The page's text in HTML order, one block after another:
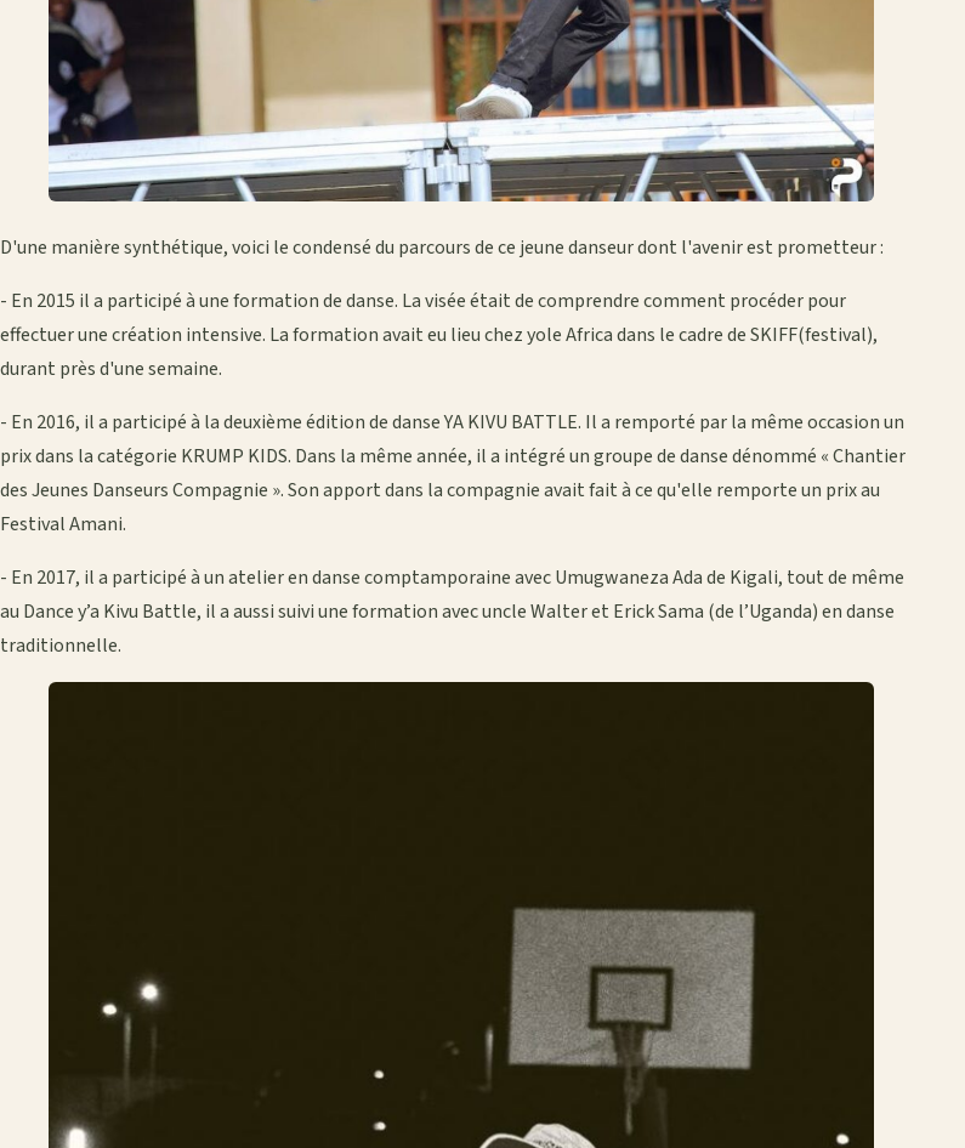
D'une manière synthétique, voici le condensé du parcours de ce jeune danseur dont l'avenir est prometteur :
- En 2015 il a participé à une formation de danse. La visée était de comprendre comment procéder pour
effectuer une création intensive. La formation avait eu lieu chez yole Africa dans le cadre de SKIFF(festival),
durant près d'une semaine.
- En 2016, il a participé à la deuxième édition de danse YA KIVU BATTLE. Il a remporté par la même occasion un
prix dans la catégorie KRUMP KIDS. Dans la même année, il a intégré un groupe de danse dénommé « Chantier
des Jeunes Danseurs Compagnie ». Son apport dans la compagnie avait fait à ce qu'elle remporte un prix au
Festival Amani.
- En 2017, il a participé à un atelier en danse comptamporaine avec Umugwaneza Ada de Kigali, tout de même
au Dance y’a Kivu Battle, il a aussi suivi une formation avec uncle Walter et Erick Sama (de l’Uganda) en danse
traditionnelle.